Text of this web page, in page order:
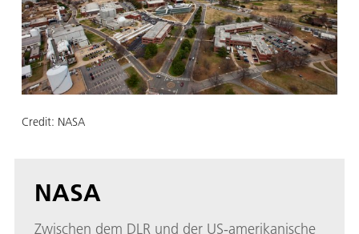
Credit: NASA
NASA
Zwischen dem DLR und der US-amerikanische